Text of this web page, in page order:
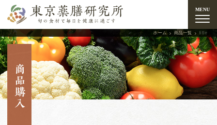
MENU
東京薬膳研究所 旬の
ホーム 商品一覧 title